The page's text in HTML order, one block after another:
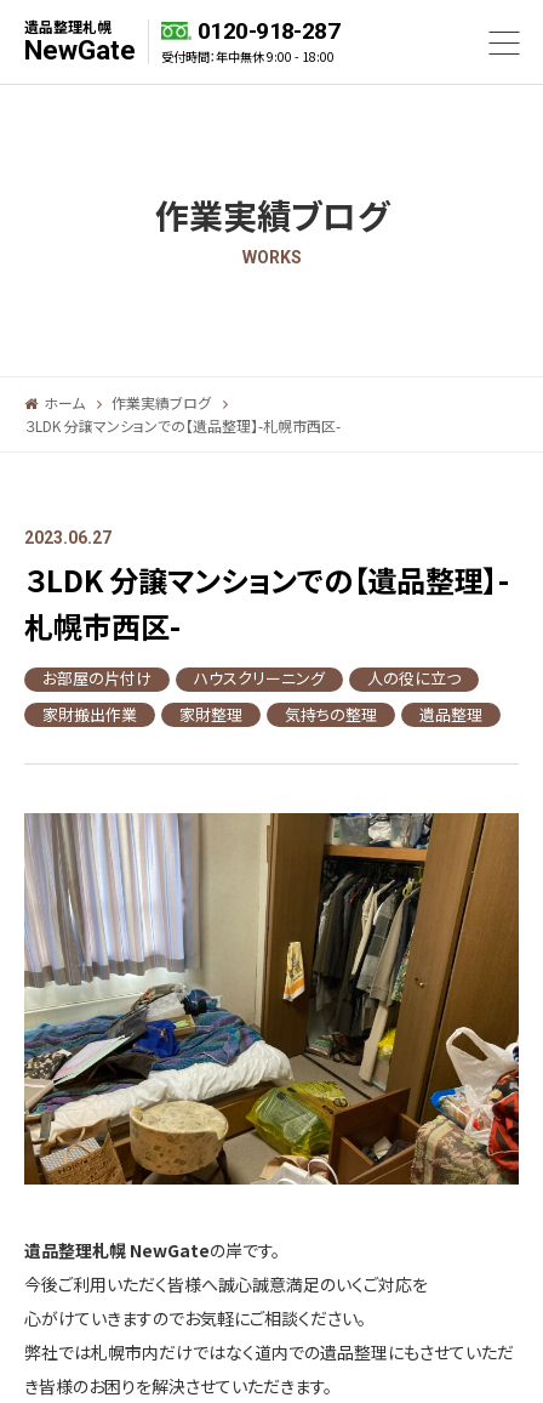
遺品整理札幌
NewGate
0120-918-287
受付時間：年中無休 9:00 - 18:00
作業実績ブログ
WORKS
ホーム
作業実績ブログ
３LDK 分譲マンションでの【遺品整理】-札幌市西区-
2023.06.27
３LDK 分譲マンションでの【遺品整理】-
札幌市西区-
お部屋の片付け ハウスクリーニング
人の役に立つ
家財搬出作業
家財整理 気持ちの整理 遺品整理
遺品整理札幌 NewGateの岸です。
今後ご利用いただく皆様へ誠心誠意満足のいくご対応を
心がけていきますのでお気軽にご相談ください。
弊社では札幌市内だけではなく道内での遺品整理にもさせていただ
き皆様のお困りを解決させていただきます。